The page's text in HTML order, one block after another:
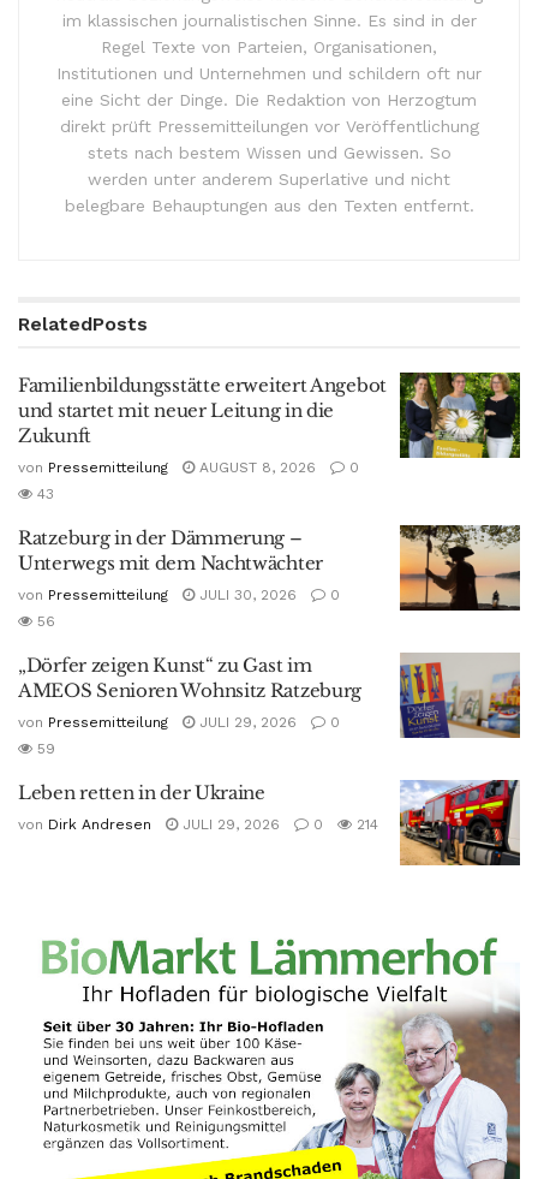
im klassischen journalistischen Sinne. Es sind in der
Regel Texte von Parteien, Organisationen,
Institutionen und Unternehmen und schildern oft nur
eine Sicht der Dinge. Die Redaktion von Herzogtum
direkt prüft Pressemitteilungen vor Veröffentlichung
stets nach bestem Wissen und Gewissen. So
werden unter anderem Superlative und nicht
belegbare Behauptungen aus den Texten entfernt.
RelatedPosts
Familienbildungsstätte erweitert Angebot
und startet mit neuer Leitung in die
Zukunft
von Pressemitteilung AUGUST 8, 2026
0
43
Ratzeburg in der Dämmerung –
Unterwegs mit dem Nachtwächter
von Pressemitteilung JULI 30, 2026
0
56
„Dörfer zeigen Kunst“ zu Gast im
AMEOS Senioren Wohnsitz Ratzeburg
von Pressemitteilung JULI 29, 2026
0
59
Leben retten in der Ukraine
von Dirk Andresen JULI 29, 2026 0 214